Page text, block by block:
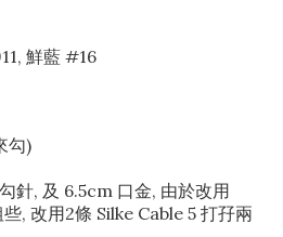
鮮藍 #16
勾)
針, 及 6.5cm 口金, 由於改用
, 改用2條 Silke Cable 5 打孖兩